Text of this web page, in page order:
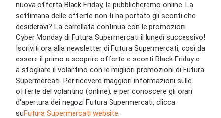
nuova offerta Black Friday, la pubblicheremo online. La
settimana delle offerte non ti ha portato gli sconti che
desideravi? La carrellata continua con le promozioni
Cyber Monday di Futura Supermercati il lunedì successivo!
Iscriviti ora alla newsletter di Futura Supermercati, così da
essere il primo a scoprire offerte e sconti Black Friday e
a sfogliare il volantino con le migliori promozioni di Futura
Supermercati. Per ricevere maggiori informazioni sulle
offerte del volantino (online), e per conoscere gli orari
d'apertura dei negozi Futura Supermercati, clicca
suFutura Supermercati website.